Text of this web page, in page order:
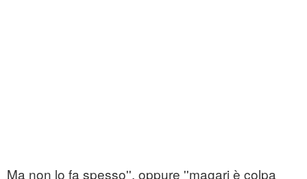
Ma non lo fa spesso'', oppure ''magari è colpa